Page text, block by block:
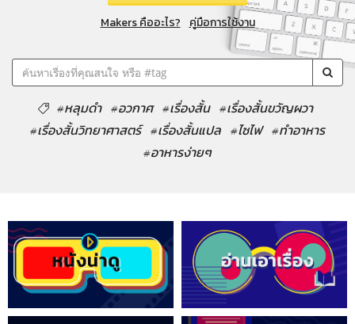
Makers คืออะไร? คู่มือการใช้งาน
#หลุมดำ #อวกาศ #เรื่องสั้น #เรื่องสั้นขวัญผวา
#เรื่องสั้นวิทยาศาสตร์ #เรื่องสั้นแปล #ไซไฟ #ทำอาหาร
#อาหารง่ายๆ